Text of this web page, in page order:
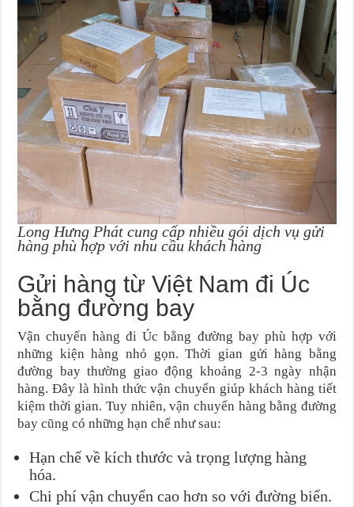
Long Hưng Phát cung cấp nhiều gói dịch vụ gửi
hàng phù hợp với nhu cầu khách hàng
Gửi hàng từ Việt Nam đi Úc
bằng đường bay
Vận chuyển hàng đi Úc bằng đường bay phù hợp với
những kiện hàng nhỏ gọn. Thời gian gửi hàng bằng
đường bay thường giao động khoảng 2-3 ngày nhận
hàng. Đây là hình thức vận chuyển giúp khách hàng tiết
kiệm thời gian. Tuy nhiên, vận chuyển hàng bằng đường
bay cũng có những hạn chế như sau:
Hạn chế về kích thước và trọng lượng hàng
hóa.
Chi phí vận chuyển cao hơn so với đường biển.